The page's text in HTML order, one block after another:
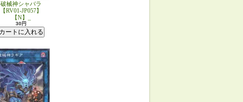
破械神シャバラ
【RV01-JP057】
【N】_
30円